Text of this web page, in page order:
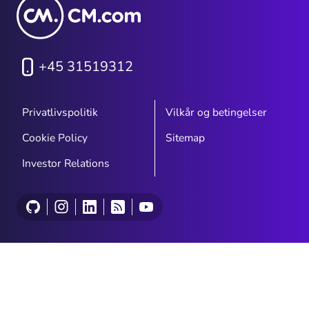
+45 31519312
Privatlivspolitik
Vilkår og betingelser
Cookie Policy
Sitemap
Investor Relations